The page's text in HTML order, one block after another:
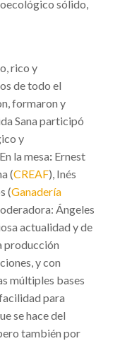
sólido,
rico y
de todo el
formaron y
Sana participó
y
la mesa: Ernest
(CREAF), Inés
(Ganadería
Ángeles
actualidad y de
producción
y con
múltiples bases
para
se hace del
también por